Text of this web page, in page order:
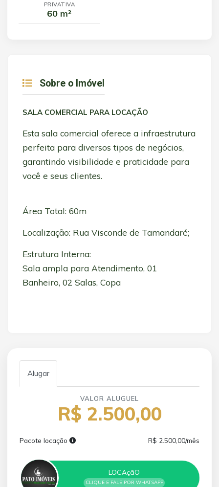
PRIVATIVA
60 m²
Sobre o Imóvel
SALA COMERCIAL PARA LOCAÇÃO
Esta sala comercial oferece a infraestrutura
perfeita para diversos tipos de negócios,
garantindo visibilidade e praticidade para
você e seus clientes.
Área Total: 60m
Localização: Rua Visconde de Tamandaré;
Estrutura Interna:
Sala ampla para Atendimento, 01
Banheiro, 02 Salas, Copa
Alugar
VALOR ALUGUEL
R$ 2.500,00
Pacote locação R$ 2.500,00/mês
LOCAçãO
CLIQUE E FALE POR WHATSAPP